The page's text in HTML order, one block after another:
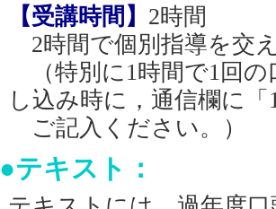
【受講時間】 2時間
2時間で個別指導を交
（特別に1時間で1回の
し込み時に，通信欄に
ご記入ください。）
●テキスト：